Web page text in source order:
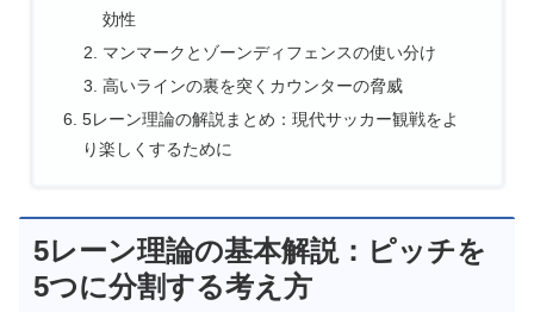
効性
マンマークとゾーンディフェンスの使い分け
高いラインの裏を突くカウンターの脅威
5レーン理論の解説まとめ：現代サッカー観戦をよ
り楽しくするために
5レーン理論の基本解説：ピッチを
5つに分割する考え方